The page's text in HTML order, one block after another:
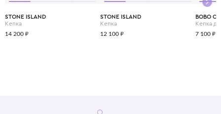
STONE ISLAND
Кепка
14 200 ₽
STONE ISLAND
Кепка
12 100 ₽
BOBO
Кепка
7 100 ₽